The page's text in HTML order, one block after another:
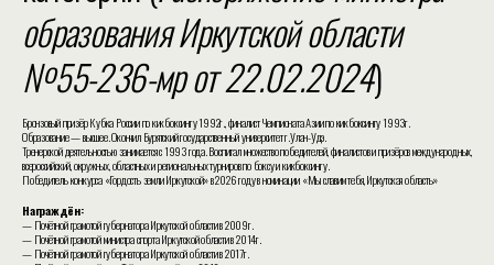
образования Иркутской области
№55-236-мр от 22.02.2024)
Бронзовый призёр Кубка России по кикбоксингу 1992г., финалист Чемпионата Азии по кикбоксингу 1993г.
Образование — высшее. Окончил Бурятский государственный университет г.Улан-Удэ.
Тренерской деятельностью занимается с 1993 года. Воспитал множество победителей, финалистов и призёров международных,
всероссийский, окружных, областных и региональных турниров по боксу и кикбоксингу.
Победитель конкурса «Гордость земли Иркутской» в 2026 году в номинации «Мы славим тебя, Иркутская область»
Награждён:
— Почётной грамотой губернатора Иркутской области в 2009г.
— Почётной грамотой министра спорта Иркутской области в 2014г.
— Почётной грамотой губернатора Иркутской области в 2017г.